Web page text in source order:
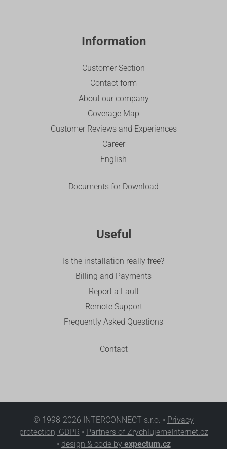
Information
Customer Section
Contact form
About our company
Coverage Map
Customer Reviews and Experiences
Career
English
Documents for Download
Useful
Is the installation really free?
Billing and Payments
Report a Fault
Remote Support
Frequently Asked Questions
Contact
© 1998-2026 INTERCONNECT s.r.o. • Privacy
protection, GDPR• Partners of ZrychlujemeInternet.cz
• design & code by expectum.cz